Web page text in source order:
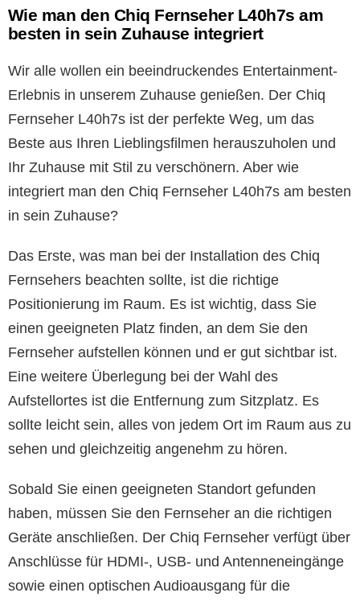
Wie man den Chiq Fernseher L40h7s am
besten in sein Zuhause integriert
Wir alle wollen ein beeindruckendes Entertainment-
Erlebnis in unserem Zuhause genießen. Der Chiq
Fernseher L40h7s ist der perfekte Weg, um das
Beste aus Ihren Lieblingsfilmen herauszuholen und
Ihr Zuhause mit Stil zu verschönern. Aber wie
integriert man den Chiq Fernseher L40h7s am besten
in sein Zuhause?
Das Erste, was man bei der Installation des Chiq
Fernsehers beachten sollte, ist die richtige
Positionierung im Raum. Es ist wichtig, dass Sie
einen geeigneten Platz finden, an dem Sie den
Fernseher aufstellen können und er gut sichtbar ist.
Eine weitere Überlegung bei der Wahl des
Aufstellortes ist die Entfernung zum Sitzplatz. Es
sollte leicht sein, alles von jedem Ort im Raum aus zu
sehen und gleichzeitig angenehm zu hören.
Sobald Sie einen geeigneten Standort gefunden
haben, müssen Sie den Fernseher an die richtigen
Geräte anschließen. Der Chiq Fernseher verfügt über
Anschlüsse für HDMI-, USB- und Antenneneingänge
sowie einen optischen Audioausgang für die